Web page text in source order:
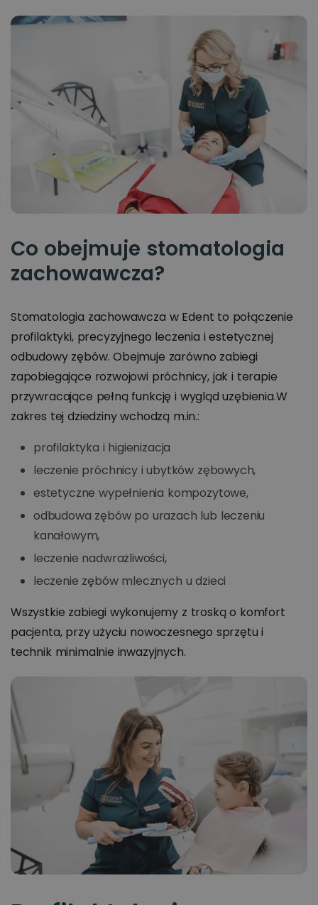
Co obejmuje stomatologia
zachowawcza?
Stomatologia zachowawcza w Edent to połączenie
profilaktyki, precyzyjnego leczenia i estetycznej
odbudowy zębów. Obejmuje zarówno zabiegi
zapobiegające rozwojowi próchnicy, jak i terapie
przywracające pełną funkcję i wygląd uzębienia.W
zakres tej dziedziny wchodzą m.in.:
profilaktyka i higienizacja
leczenie próchnicy i ubytków zębowych,
estetyczne wypełnienia kompozytowe,
odbudowa zębów po urazach lub leczeniu
kanałowym,
leczenie nadwrażliwości,
leczenie zębów mlecznych u dzieci
Wszystkie zabiegi wykonujemy z troską o komfort
pacjenta, przy użyciu nowoczesnego sprzętu i
technik minimalnie inwazyjnych.